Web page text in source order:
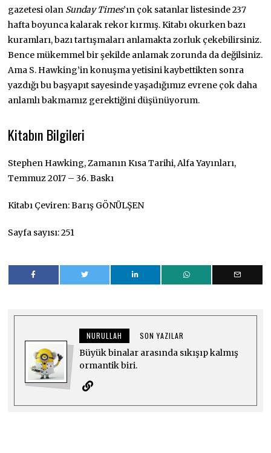
gazetesi olan Sunday Times’ın çok satanlar listesinde 237
hafta boyunca kalarak rekor kırmış. Kitabı okurken bazı
kuramları, bazı tartışmaları anlamakta zorluk çekebilirsiniz.
Bence mükemmel bir şekilde anlamak zorunda da değilsiniz.
Ama S. Hawking’in konuşma yetisini kaybettikten sonra
yazdığı bu başyapıt sayesinde yaşadığımız evrene çok daha
anlamlı bakmamız gerektiğini düşünüyorum.
Kitabın Bilgileri
Stephen Hawking, Zamanın Kısa Tarihi, Alfa Yayınları,
Temmuz 2017 – 36. Baskı
Kitabı Çeviren: Barış GÖNÜLŞEN
Sayfa sayısı: 251
NURULLAH SON YAZILAR
Büyük binalar arasında sıkışıp kalmış
ormantik biri.